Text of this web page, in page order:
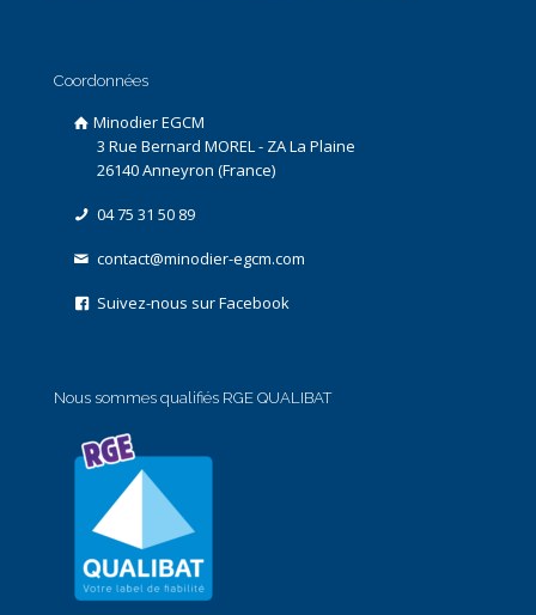
Coordonnées
Minodier EGCM
3 Rue Bernard MOREL - ZA La Plaine
26140 Anneyron (France)
04 75 31 50 89
contact@minodier-egcm.com
Suivez-nous sur Facebook
Nous sommes qualifiés RGE QUALIBAT